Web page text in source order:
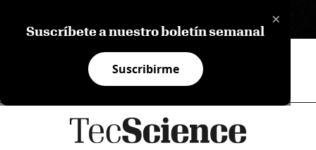
×
Suscríbete a nuestro boletín semanal
Suscribirme